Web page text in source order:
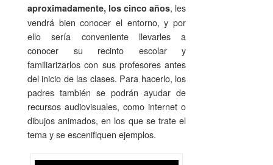
aproximadamente, los cinco años, les
vendrá bien conocer el entorno, y por
ello sería conveniente llevarles a
conocer su recinto escolar y
familiarizarlos con sus profesores antes
del inicio de las clases. Para hacerlo, los
padres también se podrán ayudar de
recursos audiovisuales, como internet o
dibujos animados, en los que se trate el
tema y se escenifiquen ejemplos.